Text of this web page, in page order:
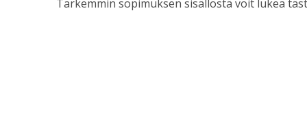
Tarkemmin sopimuksen sisällöstä voit lukea